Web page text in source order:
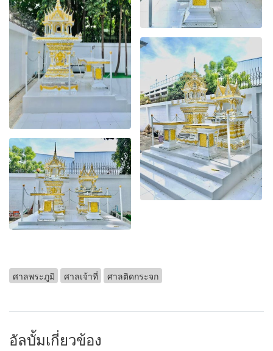
ศาลพระภูมิ ศาลเจ้าที่ ศาลติดกระจก
อัลบั้มเกี่ยวข้อง